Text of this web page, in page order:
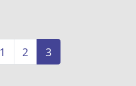
1 2 3